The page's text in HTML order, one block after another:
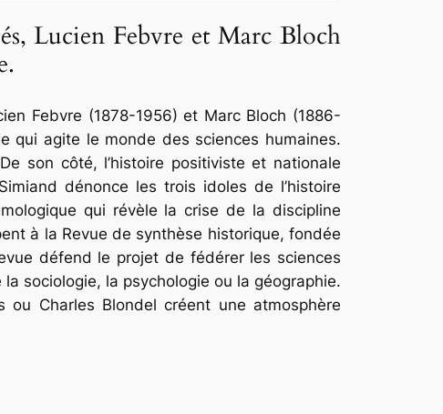
Lucien Febvre et Marc Bloch
Febvre (1878-1956) et Marc Bloch (1886-
qui agite le monde des sciences humaines.
son côté, l’histoire positiviste et nationale
dénonce les trois idoles de l’histoire
qui révèle la crise de la discipline
à la Revue de synthèse historique, fondée
défend le projet de fédérer les sciences
sociologie, la psychologie ou la géographie.
ou Charles Blondel créent une atmosphère